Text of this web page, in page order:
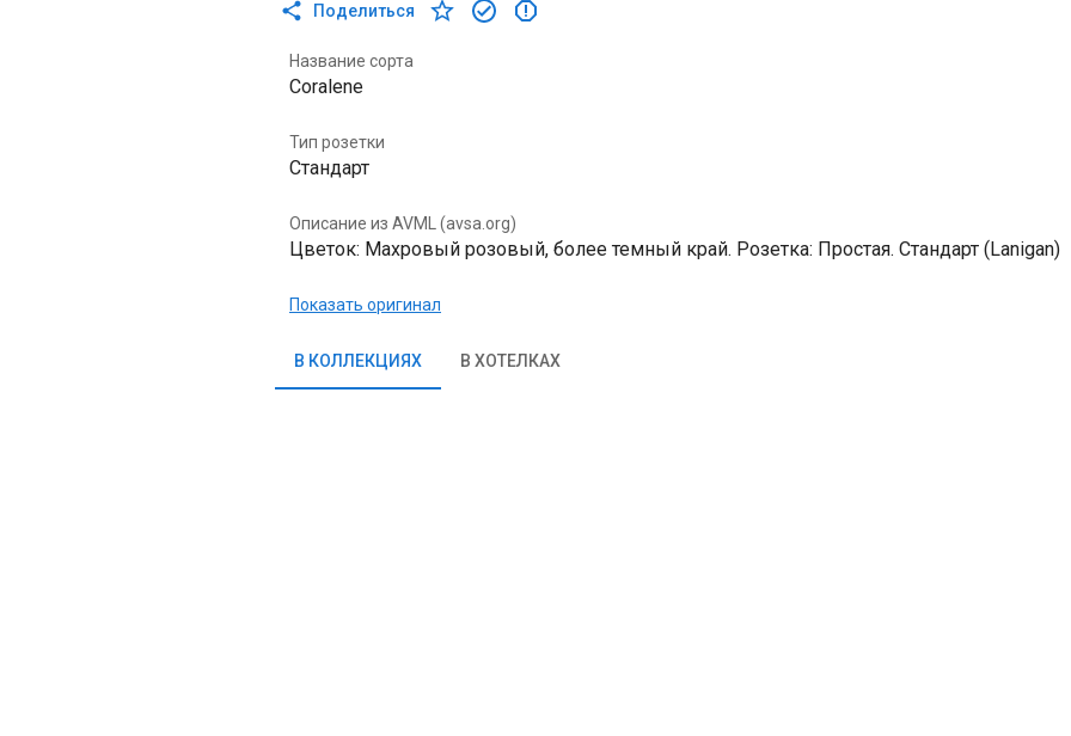
Поделиться
Название сорта
Coralene
Тип розетки
Стандарт
Описание из AVML (avsa.org)
Цветок: Махровый розовый, более темный край. Розетка: Простая. Стандарт (Lanigan)
Показать оригинал
В КОЛЛЕКЦИЯХ В ХОТЕЛКАХ